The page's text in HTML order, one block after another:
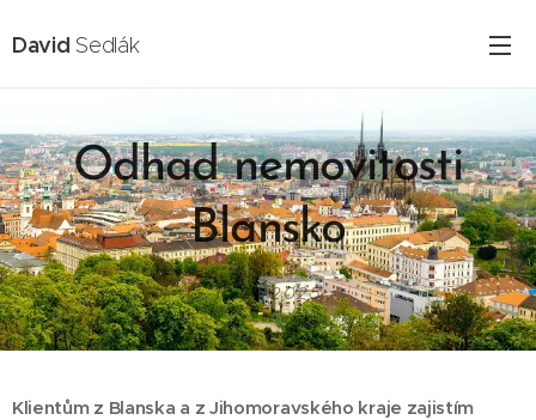
DavidSedlák
Odhad nemovitosti
Blansko
16.02.2025
Klientům z Blanska a z Jihomoravského kraje zajistím